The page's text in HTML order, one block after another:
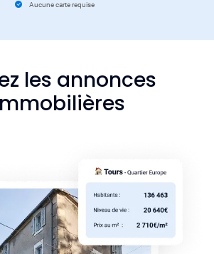
Aucune carte requise
les annonces